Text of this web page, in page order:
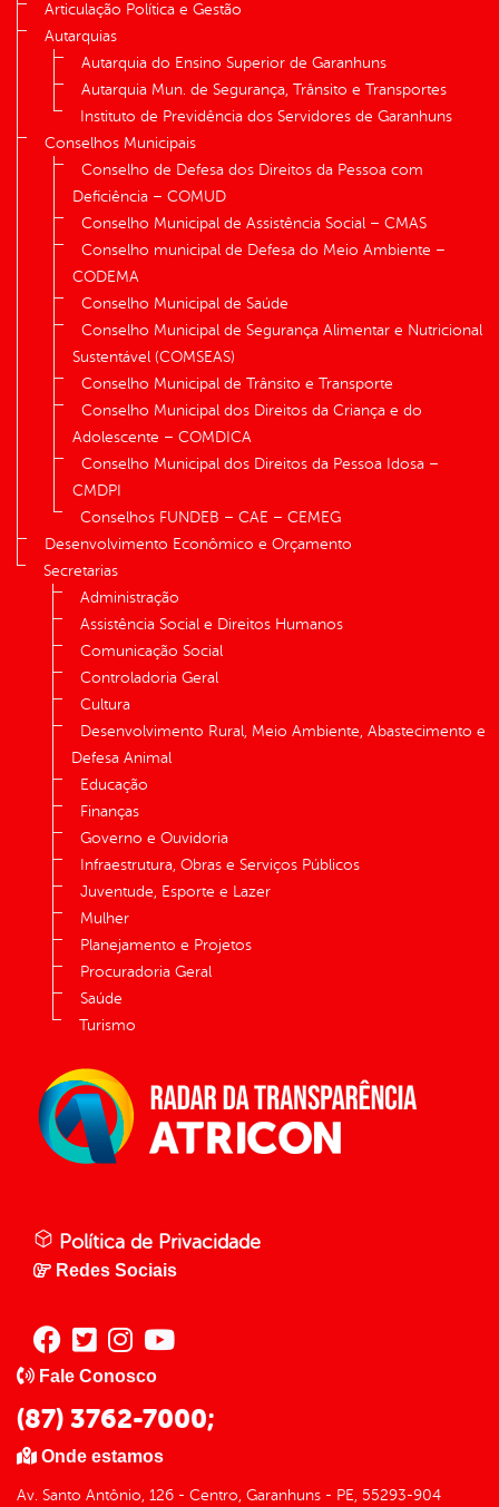
Articulação Política e Gestão
Autarquias
Autarquia do Ensino Superior de Garanhuns
Autarquia Mun. de Segurança, Trânsito e Transportes
Instituto de Previdência dos Servidores de Garanhuns
Conselhos Municipais
Conselho de Defesa dos Direitos da Pessoa com
Deficiência – COMUD
Conselho Municipal de Assistência Social – CMAS
Conselho municipal de Defesa do Meio Ambiente –
CODEMA
Conselho Municipal de Saúde
Conselho Municipal de Segurança Alimentar e Nutricional
Sustentável (COMSEAS)
Conselho Municipal de Trânsito e Transporte
Conselho Municipal dos Direitos da Criança e do
Adolescente – COMDICA
Conselho Municipal dos Direitos da Pessoa Idosa –
CMDPI
Conselhos FUNDEB – CAE – CEMEG
Desenvolvimento Econômico e Orçamento
Secretarias
Administração
Assistência Social e Direitos Humanos
Comunicação Social
Controladoria Geral
Cultura
Desenvolvimento Rural, Meio Ambiente, Abastecimento e
Defesa Animal
Educação
Finanças
Governo e Ouvidoria
Infraestrutura, Obras e Serviços Públicos
Juventude, Esporte e Lazer
Mulher
Planejamento e Projetos
Procuradoria Geral
Saúde
Turismo
Política de Privacidade
Redes Sociais
Fale Conosco
(87) 3762-7000;
Onde estamos
Av. Santo Antônio, 126 - Centro, Garanhuns - PE, 55293-904